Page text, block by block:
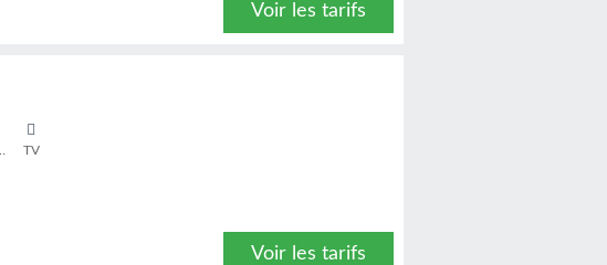
Voir les tarifs
TV
Voir les tarifs